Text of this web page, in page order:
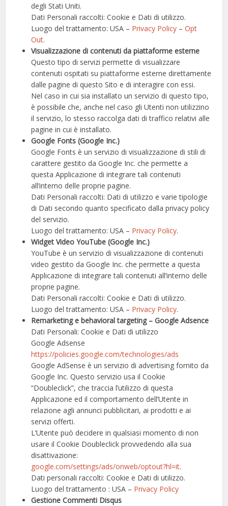
degli Stati Uniti.
Dati Personali raccolti: Cookie e Dati di utilizzo.
Luogo del trattamento: USA – Privacy Policy –Opt
Out.
Visualizzazione di contenuti da piattaforme esterne
Questo tipo di servizi permette di visualizzare
contenuti ospitati su piattaforme esterne direttamente
dalle pagine di questo Sito e di interagire con essi.
Nel caso in cui sia installato un servizio di questo tipo,
è possibile che, anche nel caso gli Utenti non utilizzino
il servizio, lo stesso raccolga dati di traffico relativi alle
pagine in cui è installato.
Google Fonts (Google Inc.)
Google Fonts è un servizio di visualizzazione di stili di
carattere gestito da Google Inc. che permette a
questa Applicazione di integrare tali contenuti
all’interno delle proprie pagine.
Dati Personali raccolti: Dati di utilizzo e varie tipologie
di Dati secondo quanto specificato dalla privacy policy
del servizio.
Luogo del trattamento: USA – Privacy Policy.
Widget Video YouTube (Google Inc.)
YouTube è un servizio di visualizzazione di contenuti
video gestito da Google Inc. che permette a questa
Applicazione di integrare tali contenuti all’interno delle
proprie pagine.
Dati Personali raccolti: Cookie e Dati di utilizzo.
Luogo del trattamento: USA – Privacy Policy.
Remarketing e behavioral targeting – Google Adsence
Dati Personali: Cookie e Dati di utilizzo
Google Adsense
https://policies.google.com/technologies/ads
Google AdSense è un servizio di advertising fornito da
Google Inc. Questo servizio usa il Cookie
“Doubleclick”, che traccia l’utilizzo di questa
Applicazione ed il comportamento dell’Utente in
relazione agli annunci pubblicitari, ai prodotti e ai
servizi offerti.
L’Utente può decidere in qualsiasi momento di non
usare il Cookie Doubleclick provvedendo alla sua
disattivazione:
google.com/settings/ads/onweb/optout?hl=it.
Dati personali raccolti: Cookie e Dati di utilizzo.
Luogo del trattamento : USA – Privacy Policy
Gestione Commenti Disqus